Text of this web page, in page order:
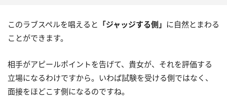
このラブスペルを唱えると 「ジャッジする側」 に自然とまわる
ことができます。
相手がアピールポイントを告げて、貴女が、それを評価する
立場になるわけですから。いわば試験を受ける側ではなく、
面接をほどこす側になるのですね。